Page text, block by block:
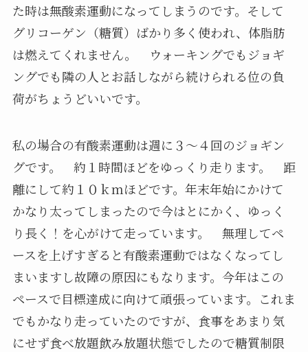
た時は無酸素運動になってしまうのです。そして
グリコーゲン（糖質）ばかり多く使われ、体脂肪
は燃えてくれません。 ウォーキングでもジョギ
ングでも隣の人とお話しながら続けられる位の負
荷がちょうどいいです。
私の場合の有酸素運動は週に３～４回のジョギン
グです。 約１時間ほどをゆっくり走ります。 距
離にして約１０ｋｍほどです。年末年始にかけて
かなり太ってしまったので今はとにかく、ゆっく
り長く！を心がけて走っています。 無理してペ
ースを上げすぎると有酸素運動ではなくなってし
まいますし故障の原因にもなります。今年はこの
ペースで目標達成に向けて頑張っています。これま
でもかなり走っていたのですが、食事をあまり気
にせず食べ放題飲み放題状態でしたので糖質制限